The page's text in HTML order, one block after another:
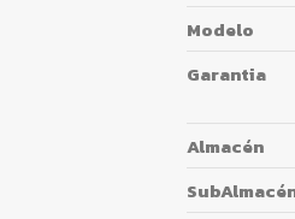
Modelo
Garantia
Almacén